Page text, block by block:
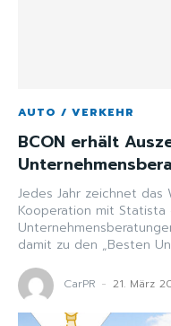
AUTO / VERKEHR
BCON erhält
Jedes Jahr zeichnet das
Kooperation mit
damit zu den „Besten
CarPR - 21. März